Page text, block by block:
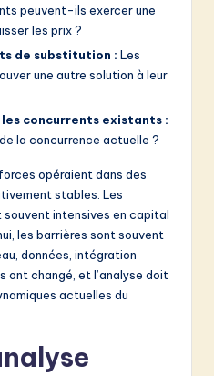
peuvent-ils exercer une
les prix ?
de substitution : Les
une autre solution à leur
concurrents existants :
la concurrence actuelle ?
opéraient dans des
stables. Les
souvent intensives en capital
les barrières sont souvent
données, intégration
ont changé, et l’analyse doit
actuelles du